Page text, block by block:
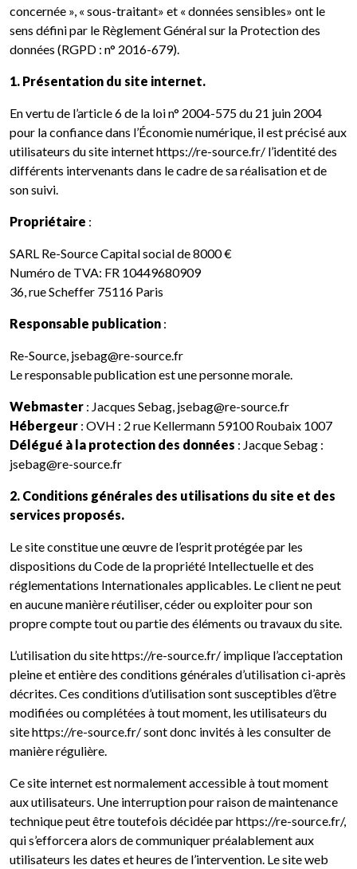
concernée », « sous-traitant» et « données sensibles» ont le
sens défini par le Règlement Général sur la Protection des
données (RGPD : n° 2016-679).
1. Présentation du site internet.
En vertu de l’article 6 de la loi n° 2004-575 du 21 juin 2004
pour la confiance dans l’Économie numérique, il est précisé aux
utilisateurs du site internet https://re-source.fr/ l’identité des
différents intervenants dans le cadre de sa réalisation et de
son suivi.
Propriétaire :
SARL Re-Source Capital social de 8000 €
Numéro de TVA: FR 10449680909
36, rue Scheffer 75116 Paris
Responsable publication :
Re-Source, jsebag@re-source.fr
Le responsable publication est une personne morale.
Webmaster : Jacques Sebag, jsebag@re-source.fr
Hébergeur : OVH : 2 rue Kellermann 59100 Roubaix 1007
Délégué à la protection des données : Jacque Sebag :
jsebag@re-source.fr
2. Conditions générales des utilisations du site et des
services proposés.
Le site constitue une œuvre de l’esprit protégée par les
dispositions du Code de la propriété Intellectuelle et des
réglementations Internationales applicables. Le client ne peut
en aucune manière réutiliser, céder ou exploiter pour son
propre compte tout ou partie des éléments ou travaux du site.
L’utilisation du site https://re-source.fr/ implique l’acceptation
pleine et entière des conditions générales d’utilisation ci-après
décrites. Ces conditions d’utilisation sont susceptibles d’être
modifiées ou complétées à tout moment, les utilisateurs du
site https://re-source.fr/ sont donc invités à les consulter de
manière régulière.
Ce site internet est normalement accessible à tout moment
aux utilisateurs. Une interruption pour raison de maintenance
technique peut être toutefois décidée par https://re-source.fr/,
qui s’efforcera alors de communiquer préalablement aux
utilisateurs les dates et heures de l’intervention. Le site web